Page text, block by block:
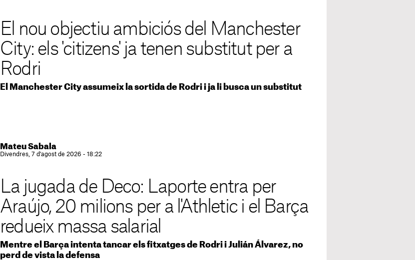
El nou objectiu ambiciós del Manchester
City: els 'citizens' ja tenen substitut per a
Rodri
El Manchester City assumeix la sortida de Rodri i ja li busca un substitut
Mateu Sabala
Divendres, 7 d'agost de 2026 - 18:22
La jugada de Deco: Laporte entra per
Araújo, 20 milions per a l'Athletic i el Barça
redueix massa salarial
Mentre el Barça intenta tancar els fitxatges de Rodri i Julián Álvarez, no
perd de vista la defensa